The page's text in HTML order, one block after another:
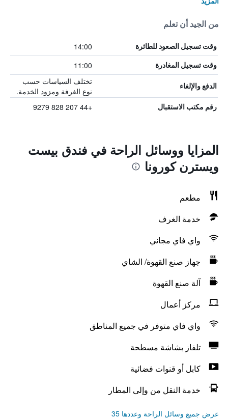
من الجيد أن تعلم
وقت تسجيل الصعود للطائرة 14:00
وقت تسجيل المغادرة 11:00
الدفع والإلغاء
تختلف السياسات حسب
نوع الغرفة ومزود الخدمة.
رقم مكتب الاستقبال +44 207 828 9279
المزايا ووسائل الراحة في فندق بيست
ويسترن كورونا
مطعم
خدمة الغرف
واي فاي مجاني
جهاز صنع القهوة/ الشاي
آلة صنع القهوة
مركز أعمال
واي فاي متوفر في جميع المناطق
تلفاز بشاشة مسطحة
كابل أو قنوات فضائية
خدمة النقل من وإلى المطار
عرض جميع وسائل الراحة وعددها 35